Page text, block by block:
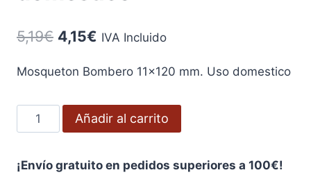
5,19€ El
original
era:
5,19€.
4,15€ El
actual
es:
4,15€.
IVA Incluido
Mosqueton Bombero 11×120 mm. Uso domestico
Mosqueton
Bombero
mm.
Añadir al carrito
¡Envío gratuito en pedidos superiores a 100€!